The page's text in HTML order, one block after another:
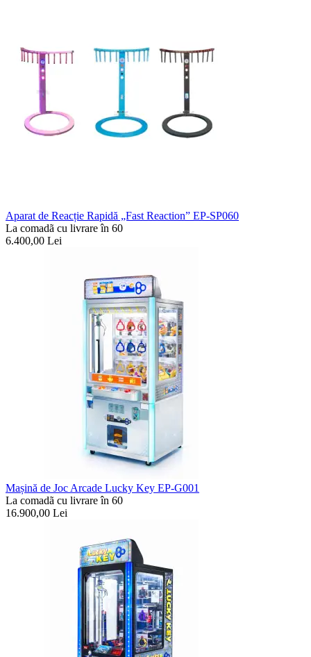
Aparat de Reacție Rapidă „Fast Reaction” EP-SP060
La comadã cu livrare în 60
6.400,00 Lei
Mașină de Joc Arcade Lucky Key EP-G001
La comadã cu livrare în 60
16.900,00 Lei